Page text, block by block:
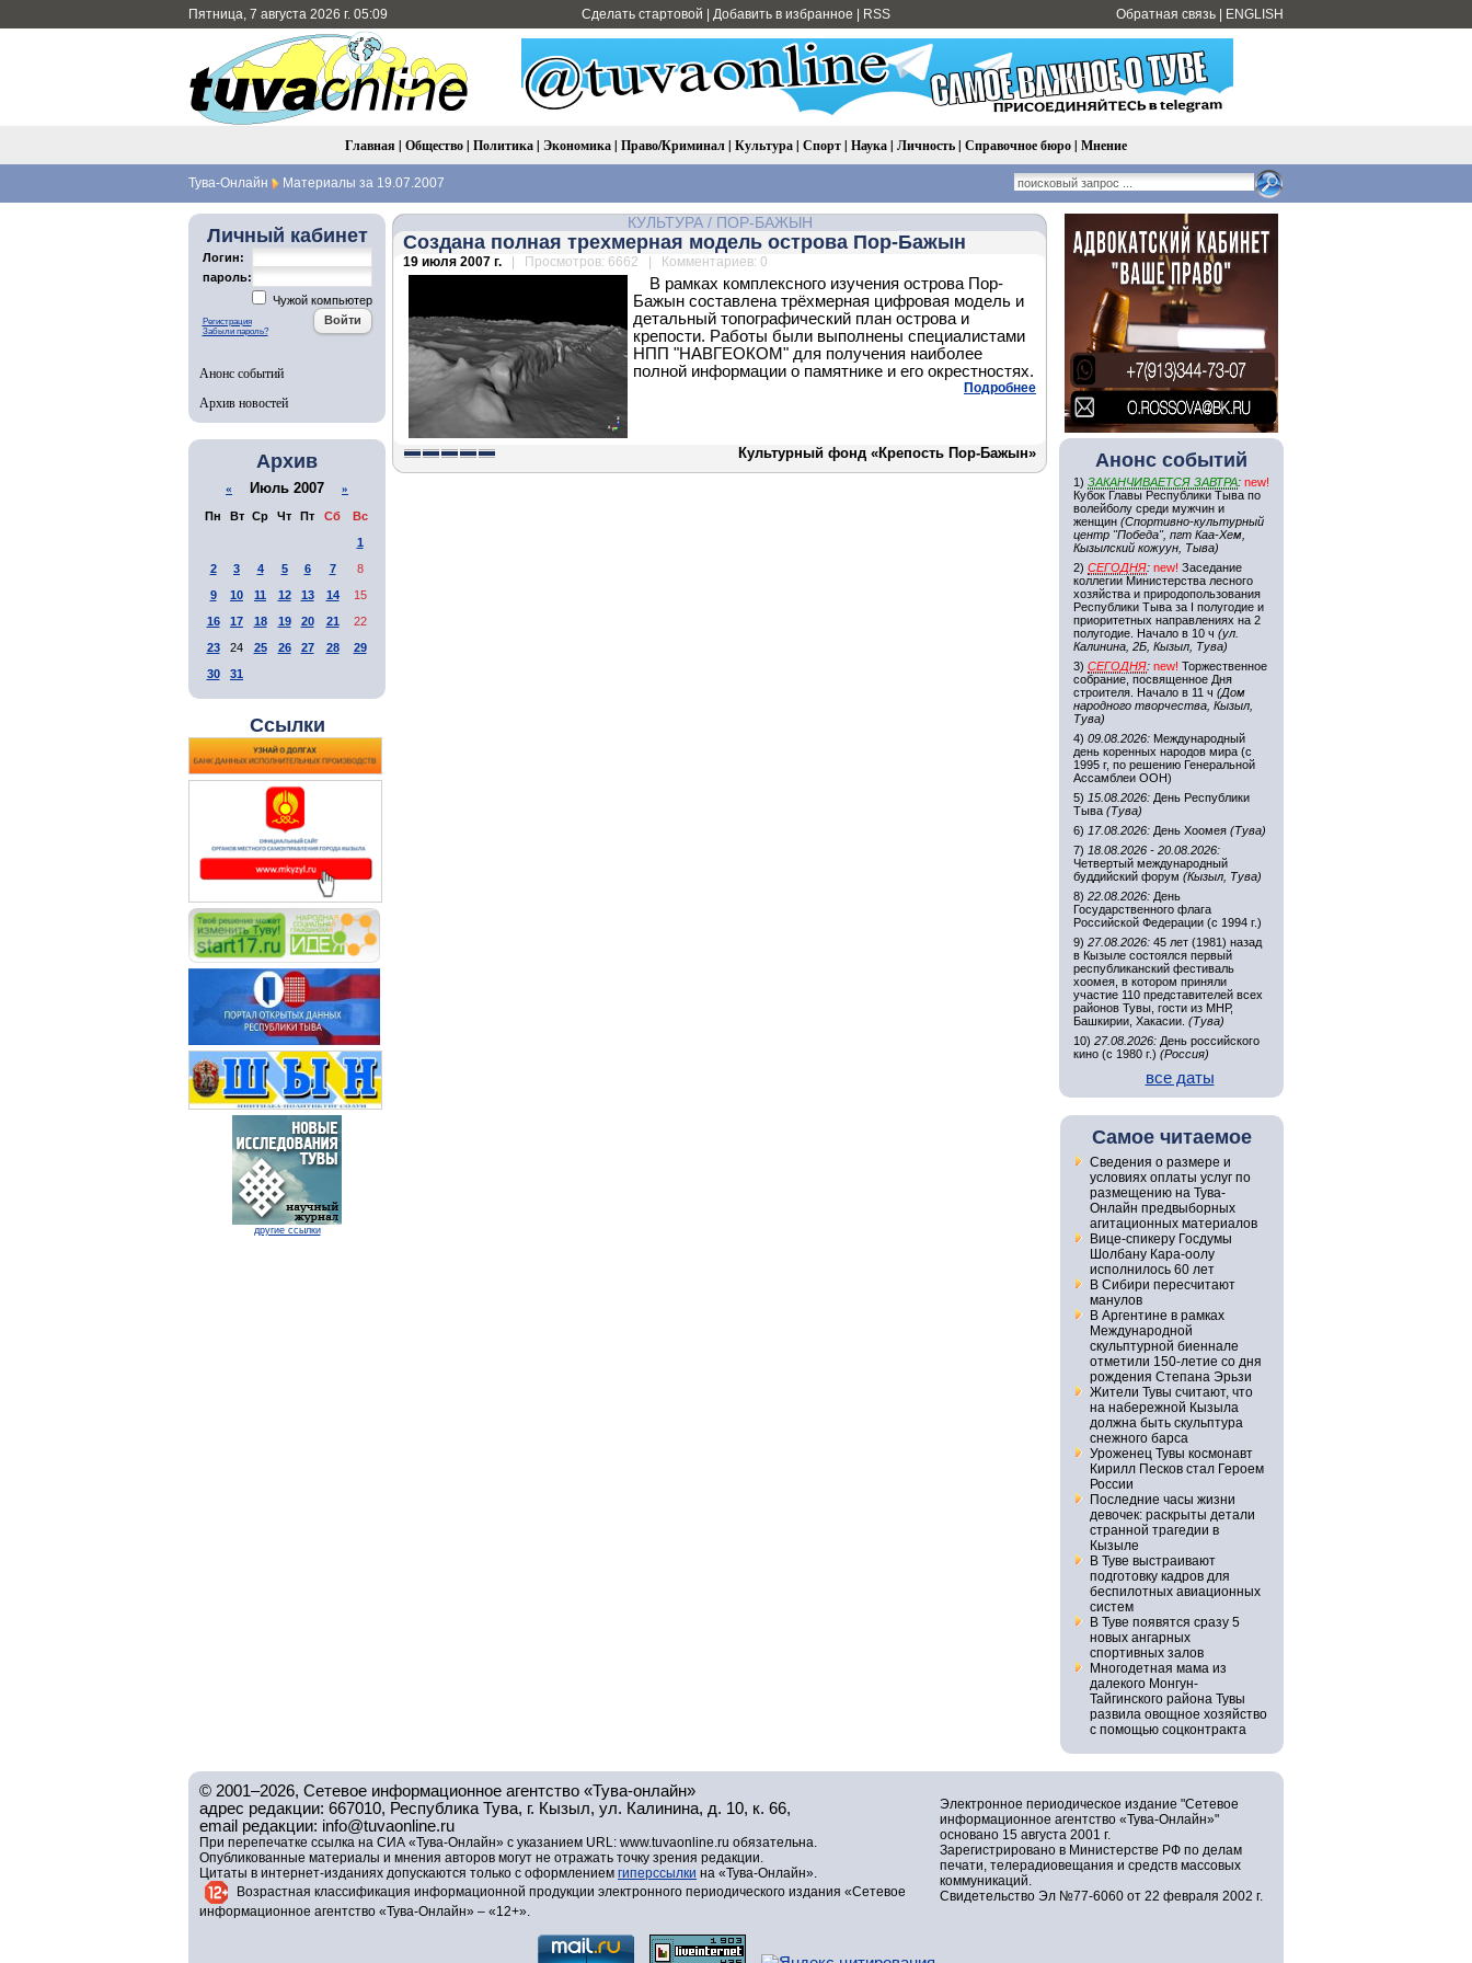
Пятница, 7 августа 2026 г. 05:09 Сделать стартовой Добавить в избранное RSS Обратная связь ENGLISH
Главная | Общество| Политика| Экономика| Право/Криминал| Культура| Спорт| Наука| Личность| Справочное бюро| Мнение
Тува-Онлайн Материалы за 19.07.2007
Личный кабинет
Логин:
пароль:
Чужой компьютер
Регистрация
Забыли пароль?
Анонс событий
Архив новостей
Архив
« Июль 2007 »
Пн Вт Ср Чт Пт Сб
Вс
1
2
3 4 5 6 7
8
9
10 11 12 13 14
15
16
17 18 19 20 21
22
23
24 25 26 27 28
29
30
31
Ссылки
другие ссылки
КУЛЬТУРА/ ПОР-БАЖЫН
Создана полная трехмерная модель острова Пор-Бажын
19 июля 2007 г. | Просмотров: 6662 | Комментариев: 0
В рамках комплексного изучения острова Пор-
Бажын составлена трёхмерная цифровая модель и
детальный топографический план острова и
крепости. Работы были выполнены специалистами
НПП "НАВГЕОКОМ" для получения наиболее
полной информации о памятнике и его окрестностях.
Подробнее
Культурный фонд «Крепость Пор-Бажын» Анонс событий
1) ЗАКАНЧИВАЕТСЯ ЗАВТРА: new!
Кубок Главы Республики Тыва по
волейболу среди мужчин и
женщин (Спортивно-культурный
центр "Победа", пгт Каа-Хем,
Кызылский кожуун, Тыва)
2) СЕГОДНЯ: new! Заседание
коллегии Министерства лесного
хозяйства и природопользования
Республики Тыва за I полугодие и
приоритетных направлениях на 2
полугодие. Начало в 10 ч (ул.
Калинина, 2Б, Кызыл, Тува)
3) СЕГОДНЯ: new! Торжественное
собрание, посвященное Дня
строителя. Начало в 11 ч (Дом
народного творчества, Кызыл,
Тува)
4) 09.08.2026: Международный
день коренных народов мира (с
1995 г, по решению Генеральной
Ассамблеи ООН)
5) 15.08.2026: День Республики
Тыва (Тува)
6) 17.08.2026: День Хоомея (Тува)
7) 18.08.2026 - 20.08.2026:
Четвертый международный
буддийский форум (Кызыл, Тува)
8) 22.08.2026: День
Государственного флага
Российской Федерации (с 1994 г.)
9) 27.08.2026: 45 лет (1981) назад
в Кызыле состоялся первый
республиканский фестиваль
хоомея, в котором приняли
участие 110 представителей всех
районов Тувы, гости из МНР,
Башкирии, Хакасии. (Тува)
10) 27.08.2026: День российского
кино (с 1980 г.) (Россия)
все даты
Самое читаемое
Сведения о размере и
условиях оплаты услуг по
размещению на Тува-
Онлайн предвыборных
агитационных материалов
Вице-спикеру Госдумы
Шолбану Кара-оолу
исполнилось 60 лет
В Сибири пересчитают
манулов
В Аргентине в рамках
Международной
скульптурной биеннале
отметили 150-летие со дня
рождения Степана Эрьзи
Жители Тувы считают, что
на набережной Кызыла
должна быть скульптура
снежного барса
Уроженец Тувы космонавт
Кирилл Песков стал Героем
России
Последние часы жизни
девочек: раскрыты детали
странной трагедии в
Кызыле
В Туве выстраивают
подготовку кадров для
беспилотных авиационных
систем
В Туве появятся сразу 5
новых ангарных
спортивных залов
Многодетная мама из
далекого Монгун-
Тайгинского района Тувы
развила овощное хозяйство
с помощью соцконтракта
© 2001–2026, Сетевое информационное агентство «Тува-онлайн»
адрес редакции: 667010, Республика Тува, г. Кызыл, ул. Калинина, д. 10, к. 66,
email редакции: info@tuvaonline.ru
При перепечатке ссылка на СИА «Тува-Онлайн» с указанием URL: www.tuvaonline.ru обязательна.
Опубликованные материалы и мнения авторов могут не отражать точку зрения редакции.
Цитаты в интернет-изданиях допускаются только с оформлением гиперссылки на «Тува-Онлайн».
Возрастная классификация информационной продукции электронного периодического издания «Сетевое
информационное агентство «Тува-Онлайн» – «12+».
Электронное периодическое издание "Сетевое
информационное агентство «Тува-Онлайн»"
основано 15 августа 2001 г.
Зарегистрировано в Министерстве РФ по делам
печати, телерадиовещания и средств массовых
коммуникаций.
Свидетельство Эл №77-6060 от 22 февраля 2002 г.